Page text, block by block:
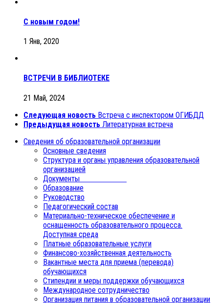
С новым годом!
1 Янв, 2020
ВСТРЕЧИ В БИБЛИОТЕКЕ
21 Май, 2024
Следующая новость Встреча с инспектором ОГИБДД
Предыдущая новость Литературная встреча
Сведения об образовательной организации
Основные сведения
Структура и органы управления образовательной
организацией
Документы
Образование
Руководство
Педагогический состав
Материально-техническое обеспечение и
оснащенность образовательного процесса.
Доступная среда
Платные образовательные услуги
Финансово-хозяйственная деятельность
Вакантные места для приема (перевода)
обучающихся
Стипендии и меры поддержки обучающихся
Международное сотрудничество
Организация питания в образовательной организации